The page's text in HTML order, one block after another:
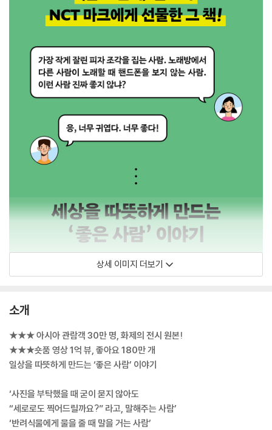
상세 이미지 더보기
소개
★★★ 아시아 관람객 30만 명, 화제의 전시 원본!
★★★숏품 영상 1억 뷰, 좋아요 180만 개
일상을 따뜻하게 만드는 ‘좋은 사람’ 이야기
‘사진을 부탁했을 때 굳이 묻지 않아도
“세로로도 찍어드릴까요?” 라고, 말해주는 사람’
‘반려식물에게 물을 줄 때 말을 거는 사람’